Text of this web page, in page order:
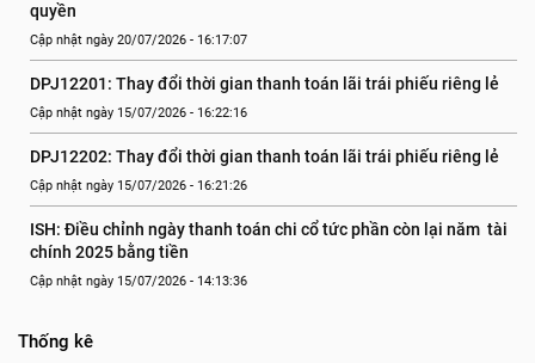
quyền
Cập nhật ngày 20/07/2026 - 16:17:07
DPJ12201: Thay đổi thời gian thanh toán lãi trái phiếu riêng lẻ
Cập nhật ngày 15/07/2026 - 16:22:16
DPJ12202: Thay đổi thời gian thanh toán lãi trái phiếu riêng lẻ
Cập nhật ngày 15/07/2026 - 16:21:26
ISH: Điều chỉnh ngày thanh toán chi cổ tức phần còn lại năm  tài
chính 2025 bằng tiền
Cập nhật ngày 15/07/2026 - 14:13:36
Thống kê